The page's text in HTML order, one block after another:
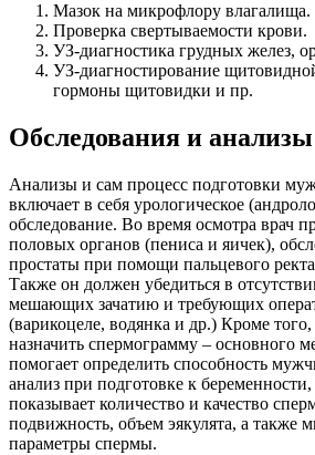
Мазок на микрофлору влагалища.
Проверка свертываемости крови.
УЗ-диагностика грудных желез,
УЗ-диагностирование
гормоны щитовидки и пр.
Обследования и
Анализы и сам процесс подготовки
включает в себя урологическое
обследование. Во время осмотра врач
половых органов (пениса и яичек),
простаты при помощи пальцевого
Также он должен убедиться в
мешающих зачатию и требующих
(варикоцеле, водянка и др.) Кроме
назначить спермограмму – основного
помогает определить способность
анализ при подготовке к
показывает количество и качество
подвижность, объем эякулята, а также
параметры спермы.